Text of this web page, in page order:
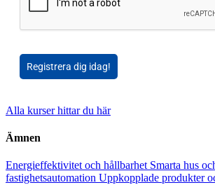
Registrera dig idag!
Alla kurser hittar du här
Ämnen
Energieffektivitet och hållbarhet Smarta hus
fastighetsautomation Uppkopplade produkter